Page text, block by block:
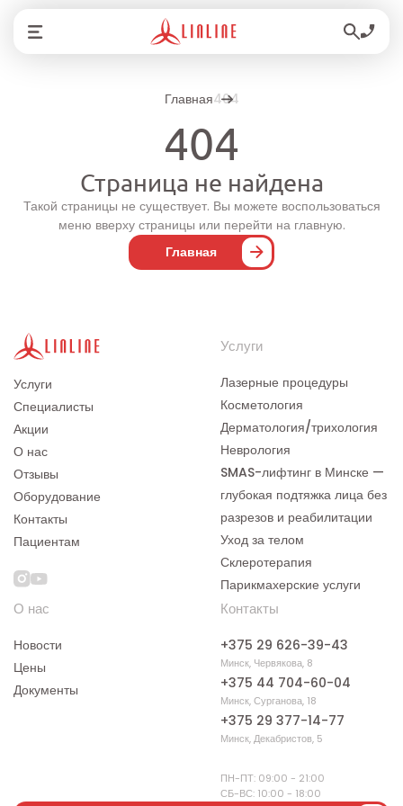
Главная404
404
Страница не найдена
Такой страницы не существует. Вы можете воспользоваться
меню вверху страницы или перейти на главную.
Главная
Услуги
Специалисты
Акции
О нас
Отзывы
Оборудование
Контакты
Пациентам
Услуги
Лазерные процедуры
Косметология
Дерматология/трихология
Неврология
SMAS-лифтинг в Минске —
глубокая подтяжка лица без
разрезов и реабилитации
Уход за телом
Склеротерапия
Парикмахерские услуги
О нас
Новости
Цены
Документы
Контакты
+375 29 626-39-43
Минск, Червякова, 8
+375 44 704-60-04
Минск, Сурганова, 18
+375 29 377-14-77
Минск, Декабристов, 5
ПН-ПТ: 09:00 - 21:00
СБ-ВС: 10:00 - 18:00